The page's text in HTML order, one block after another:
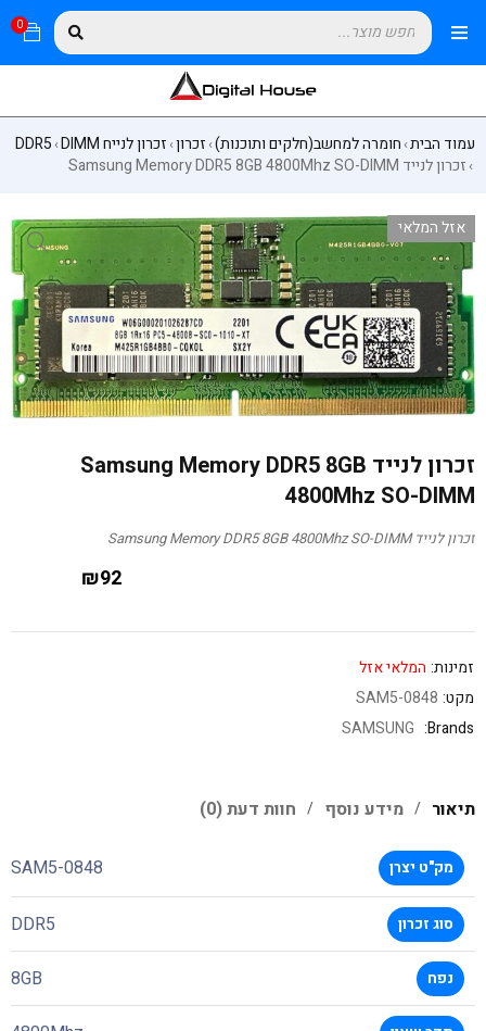
0
עמוד הבית›חומרה למחשב(חלקים ותוכנות)›זכרון›זכרון לנייח DIMM ›
DDR5
›זכרון לנייד Samsung Memory DDR5 8GB 4800Mhz SO-DIMM
אזל המלאי
זכרון לנייד Samsung Memory DDR5 8GB
4800Mhz SO-DIMM
זכרון לנייד Samsung Memory DDR5 8GB 4800Mhz SO-DIMM
₪92
זמינות: המלאי אזל
מקט: SAM5-0848
Brands:
SAMSUNG
תיאור מידע נוסף חוות דעת (0)
מק"ט יצרן SAM5-0848
סוג זכרון DDR5
נפח 8GB